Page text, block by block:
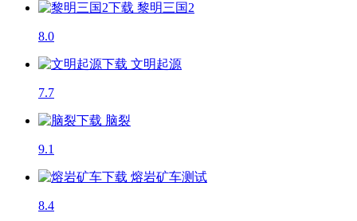
黎明三国2
8.0
文明起源
7.7
脑裂
9.1
熔岩矿车测试
8.4